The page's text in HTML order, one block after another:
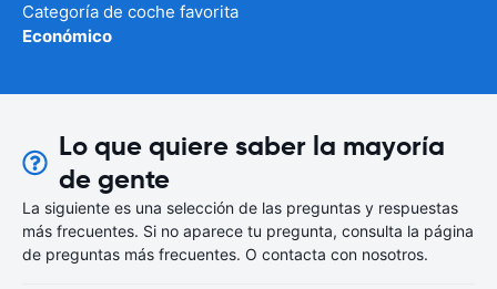
Categoría de coche favorita
Económico
Lo que quiere saber la mayoría
de gente
La siguiente es una selección de las preguntas y respuestas
más frecuentes. Si no aparece tu pregunta, consulta la página
de preguntas más frecuentes. O contacta con nosotros.